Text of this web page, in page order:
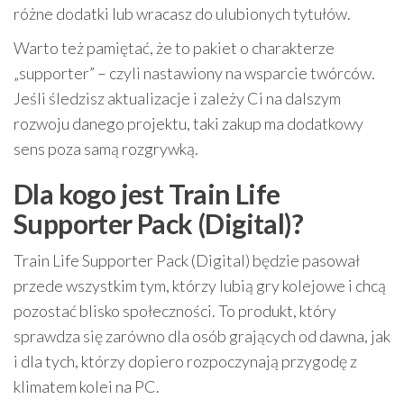
różne dodatki lub wracasz do ulubionych tytułów.
Warto też pamiętać, że to pakiet o charakterze
„supporter” – czyli nastawiony na wsparcie twórców.
Jeśli śledzisz aktualizacje i zależy Ci na dalszym
rozwoju danego projektu, taki zakup ma dodatkowy
sens poza samą rozgrywką.
Dla kogo jest Train Life
Supporter Pack (Digital)?
Train Life Supporter Pack (Digital) będzie pasował
przede wszystkim tym, którzy lubią gry kolejowe i chcą
pozostać blisko społeczności. To produkt, który
sprawdza się zarówno dla osób grających od dawna, jak
i dla tych, którzy dopiero rozpoczynają przygodę z
klimatem kolei na PC.